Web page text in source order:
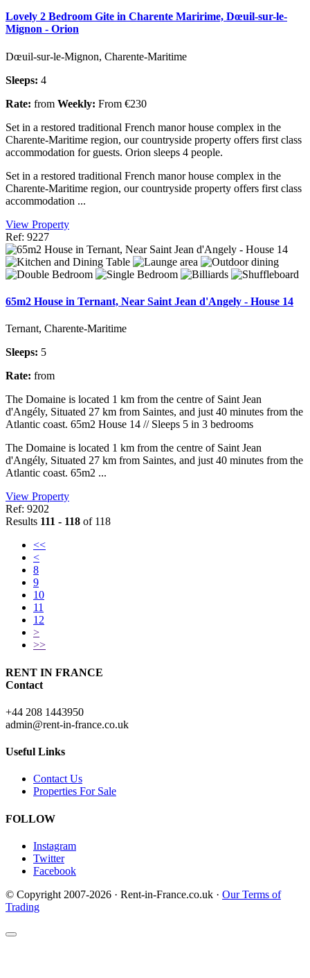
Lovely 2 Bedroom Gite in Charente Maririme, Dœuil-sur-le-
Mignon - Orion
Dœuil-sur-le-Mignon, Charente-Maritime
Sleeps: 4
Rate: from Weekly: From €230
Set in a restored traditional French manor house complex in the
Charente-Maritime region, our countryside property offers first class
accommodation for guests. Orion sleeps 4 people.
Set in a restored traditional French manor house complex in the
Charente-Maritime region, our countryside property offers first class
accommodation ...
View Property
Ref: 9227
65m2 House in Ternant, Near Saint Jean d'Angely - House 14
Ternant, Charente-Maritime
Sleeps: 5
Rate: from
The Domaine is located 1 km from the centre of Saint Jean
d'Angély, Situated 27 km from Saintes, and just 40 minutes from the
Atlantic coast. 65m2 House 14 // Sleeps 5 in 3 bedrooms
The Domaine is located 1 km from the centre of Saint Jean
d'Angély, Situated 27 km from Saintes, and just 40 minutes from the
Atlantic coast. 65m2 ...
View Property
Ref: 9202
Results 111 - 118 of 118
<<
<
8
9
10
11
12
>
>>
RENT IN FRANCE
Contact
+44 208 1443950
admin@rent-in-france.co.uk
Useful Links
Contact Us
Properties For Sale
FOLLOW
Instagram
Twitter
Facebook
© Copyright 2007-2026 · Rent-in-France.co.uk · Our Terms of
Trading